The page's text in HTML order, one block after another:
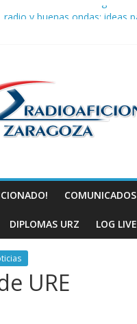
a hacer latir la telegrafía
radio y buenas ondas: ideas
COMUNICADOS
DIPLOMAS URZ LOG
URE